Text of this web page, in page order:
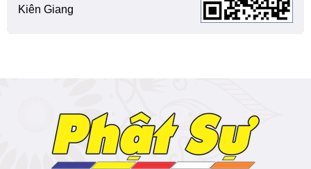
Kiên Giang